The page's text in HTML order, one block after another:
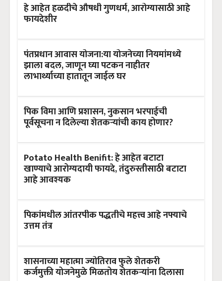
हे आहेत हळदीचे औषधी गुणधर्म, आरोग्यासाठी आहे
फायदेशीर
पंतप्रधान आवास योजना:या योजनेच्या नियमांमध्ये
झाला बदल, जाणून घ्या पटकन नाहीतर
लाभार्थ्याच्या हातातून जाईल घर
पिक विमा आणि प्रशासन, नुकसान भरपाईची
पूर्वसूचना न दिलेल्या शेतकऱ्यांची काय होणार?
Potato Health Benifit: हे आहेत बटाटा
खाण्याचे आरोग्यदायी फायदे, तंदुरुस्तीसाठी बटाटा
आहे आवश्यक
पिकांमधील आंतरपीक पद्धतीचे महत्त्व आहे नफ्याचे
उत्तम तंत्र
शासनाच्या महात्मा ज्योतिराव फुले शेतकरी
कर्जमुक्ती योजनेमुळे मिळतोय शेतकऱ्यांना दिलासा